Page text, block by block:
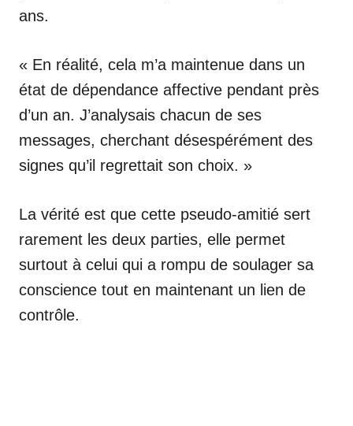
ans.
« En réalité, cela m’a maintenue dans un
état de dépendance affective pendant près
d’un an. J’analysais chacun de ses
messages, cherchant désespérément des
signes qu’il regrettait son choix. »
La vérité est que cette pseudo-amitié sert
rarement les deux parties, elle permet
surtout à celui qui a rompu de soulager sa
conscience tout en maintenant un lien de
contrôle.